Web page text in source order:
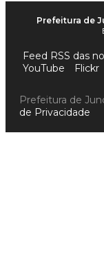
Prefeitura de
Feed RSS das
YouTube
Flickr
Prefeitura de
de Privacidade